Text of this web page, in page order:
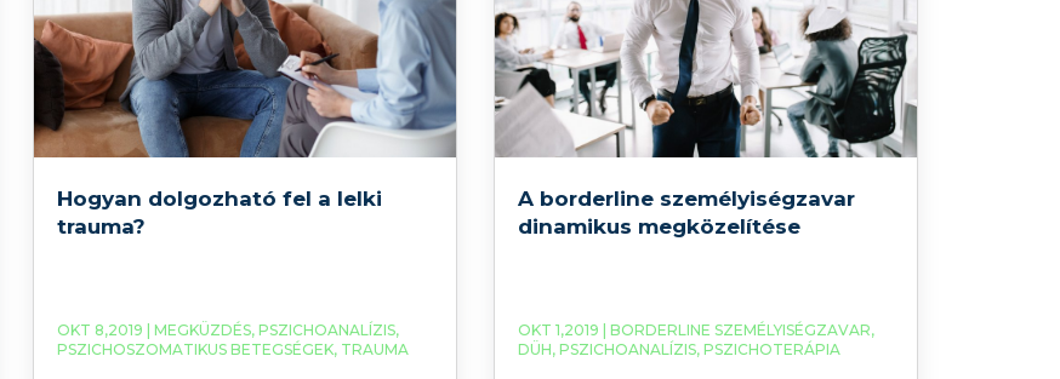
Hogyan dolgozható fel a lelki
trauma?
OKT 8,2019 | MEGKÜZDÉS, PSZICHOANALÍZIS,
PSZICHOSZOMATIKUS BETEGSÉGEK, TRAUMA
A borderline személyiségzavar
dinamikus megközelítése
OKT 1,2019 | BORDERLINE SZEMÉLYISÉGZAVAR,
DÜH, PSZICHOANALÍZIS, PSZICHOTERÁPIA